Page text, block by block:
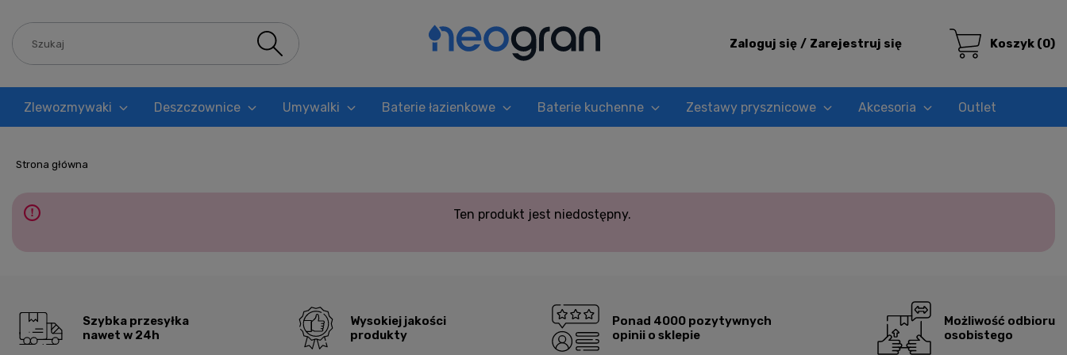
Zaloguj się Zarejestruj się Koszyk (0)
Zlewozmywaki Deszczownice Umywalki Baterie łazienkowe Baterie kuchenne Zestawy prysznicowe Akcesoria Outlet
Strona główna
Ten produkt jest niedostępny.
Szybka przesyłka
nawet w 24h
Wysokiej jakości
produkty
Ponad 4000 pozytywnych
opinii o sklepie
Możliwość odbioru
osobistego